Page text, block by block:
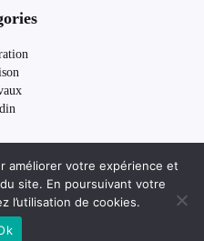
｜Politique de confidentialité & Cookies
légales
améliorer votre expérience et
site. En poursuivant votre
l’utilisation de cookies.